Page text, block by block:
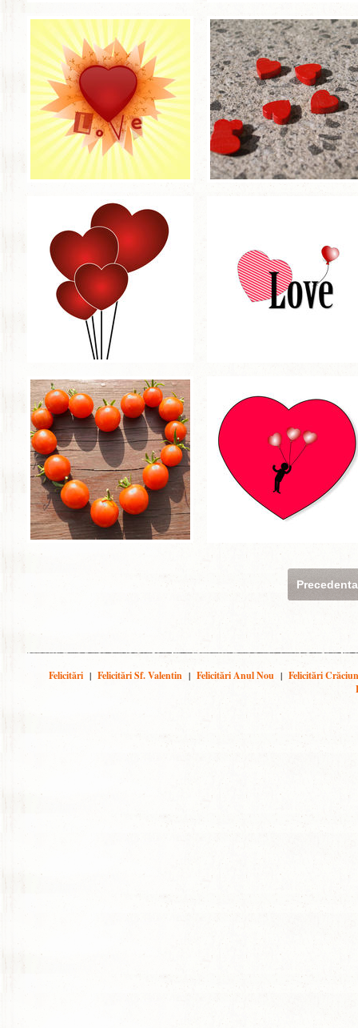
Precedenta
Felicitări | Felicitări Sf. Valentin | Felicitări Anul Nou | Felicitări